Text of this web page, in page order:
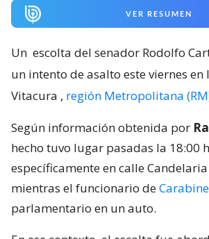
VER RESUMEN
Un escolta del senador Rodolfo
un intento de asalto este viernes en
Vitacura , región Metropolitana
Según información obtenida por
hecho tuvo lugar pasadas la 18:00
específicamente en calle Candelaria
mientras el funcionario de
parlamentario en un auto.